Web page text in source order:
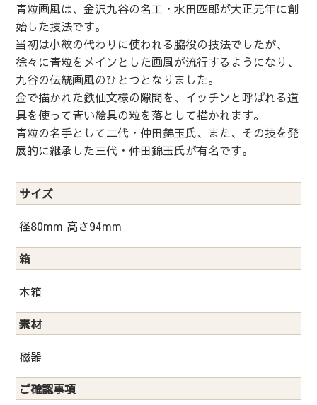
青粒画風は、金沢九谷の名工・水田四郎が大正元年に創
始した技法です。
当初は小紋の代わりに使われる脇役の技法でしたが、
徐々に青粒をメインとした画風が流行するようになり、
九谷の伝統画風のひとつとなりました。
金で描かれた鉄仙文様の隙間を、イッチンと呼ばれる道
具を使って青い絵具の粒を落として描かれます。
青粒の名手として二代・仲田錦玉氏、また、その技を発
展的に継承した三代・仲田錦玉氏が有名です。
サイズ
径80mm 高さ94mm
箱
木箱
素材
磁器
ご確認事項